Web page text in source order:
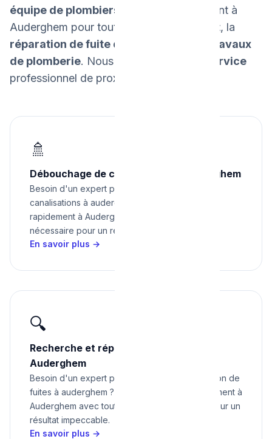
équipe de plombiers
intervient rapidement à
Auderghem pour tout
dépannage urgent, la
réparation de fuite d'eau
travaux
de plomberie. Nous
garantissons un service
professionnel de proximité.
🚿
Débouchage de canalisations à Auderghem
Besoin d'un expert pour débouchage de
canalisations à auderghem ? Nous intervenons
rapidement à Auderghem avec tout le matériel
nécessaire pour un résultat impeccable.
En savoir plus →
🔍
Recherche et réparation de fuites à
Auderghem
Besoin d'un expert pour recherche et réparation de
fuites à auderghem ? Nous intervenons rapidement à
Auderghem avec tout le matériel nécessaire pour un
résultat impeccable.
En savoir plus →